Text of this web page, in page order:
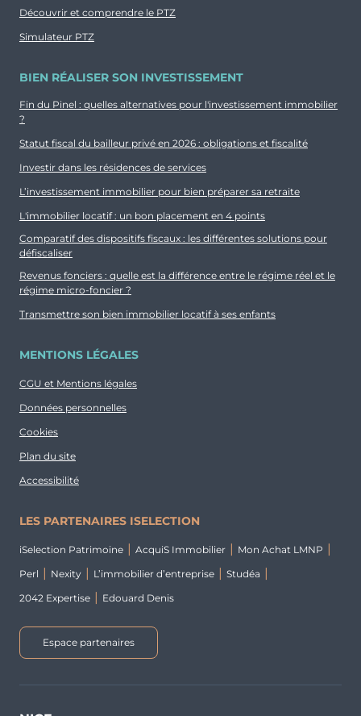
Découvrir et comprendre le PTZ
Simulateur PTZ
BIEN RÉALISER SON INVESTISSEMENT
Fin du Pinel : quelles alternatives pour l'investissement immobilier
?
Statut fiscal du bailleur privé en 2026 : obligations et fiscalité
Investir dans les résidences de services
L’investissement immobilier pour bien préparer sa retraite
L'immobilier locatif : un bon placement en 4 points
Comparatif des dispositifs fiscaux : les différentes solutions pour
défiscaliser
Revenus fonciers : quelle est la différence entre le régime réel et le
régime micro-foncier ?
Transmettre son bien immobilier locatif à ses enfants
MENTIONS LÉGALES
CGU et Mentions légales
Données personnelles
Cookies
Plan du site
Accessibilité
LES PARTENAIRES ISELECTION
iSelection Patrimoine AcquiS Immobilier
Mon Achat LMNP
Perl
Nexity L’immobilier d’entreprise
Studéa
2042 Expertise
Edouard Denis
Espace partenaires